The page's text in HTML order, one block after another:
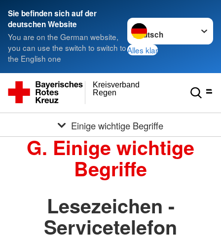
Sie befinden sich auf der
deutschen Website
You are on the German website,
you can use the switch to switch to
the English one
Sprache wechseln zu
Alles klar
Regen
Kreisverband
Einige wichtige Begriffe
G. Einige wichtige
Begriffe
Lesezeichen -
Servicetelefon